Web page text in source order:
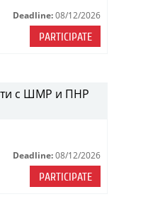
Deadline: 08/12/2026
PARTICIPATE
с ШМР и ПНР
Deadline: 08/12/2026
PARTICIPATE